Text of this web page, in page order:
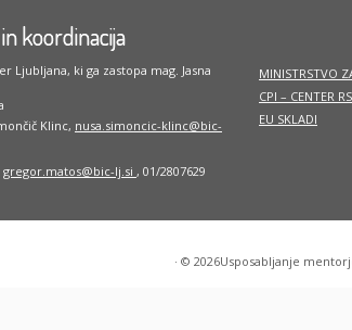
koordinacija
Ljubljana, ki ga zastopa mag. Jasna
Klinc, nusa.simoncic-klinc@bic-
gregor.matos@bic-lj.si , 01/2807629
MINISTRSTVO
CPI – CENTER
EU SKLADI
· © 2026Usposabljanje